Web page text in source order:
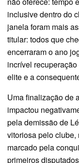
inclusive dentro do
janela foram mais
titular: todos que
encerraram o ano
incrível
elite e a
Uma finalização de
impactou
pela demissão de
vitoriosa pelo
marcado pela
primeiros